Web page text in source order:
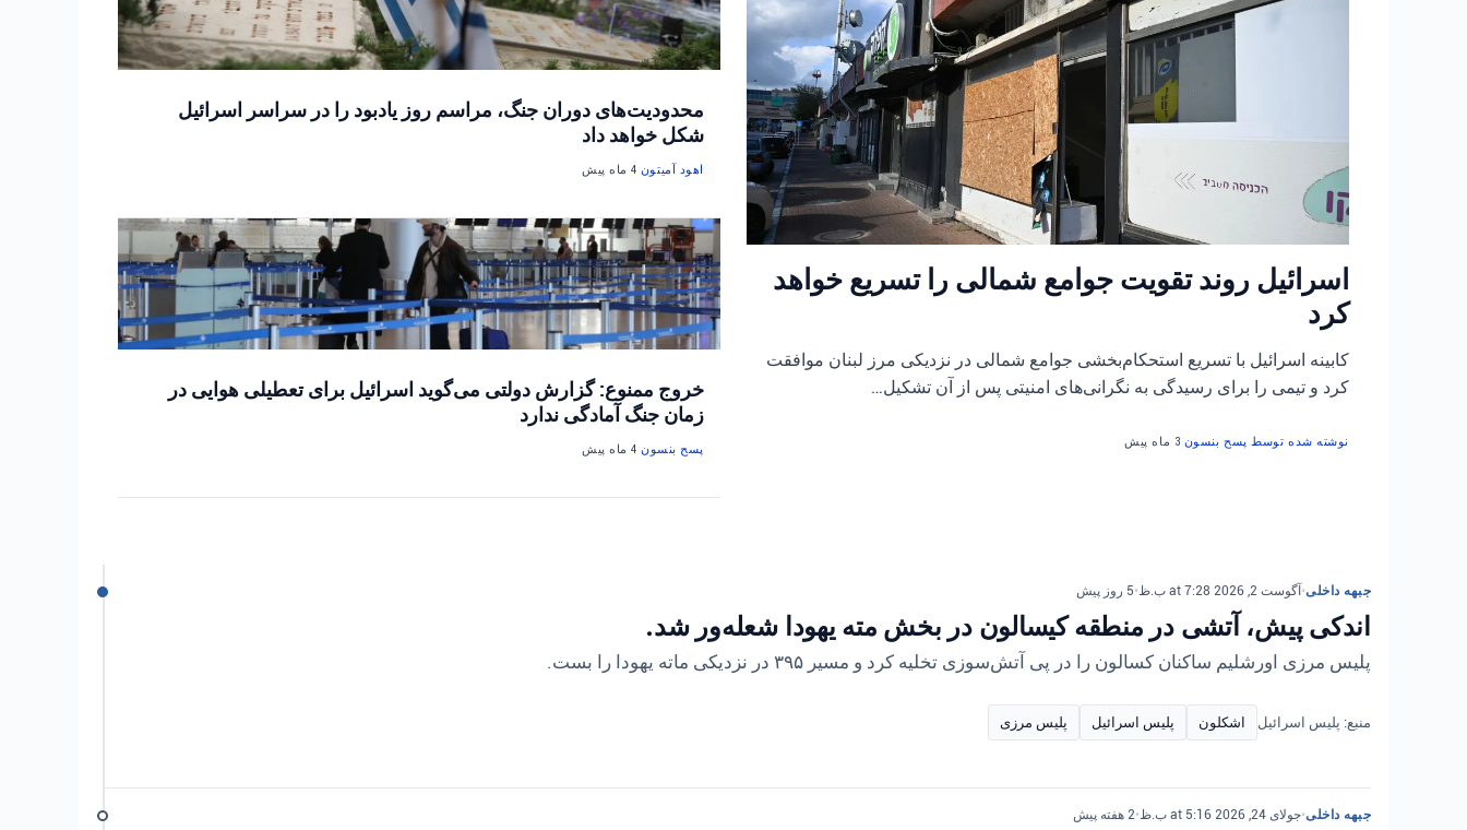
اسرائیل روند تقویت جوامع شمالی را تسریع خواهد
کرد
کابینه اسرائیل با تسریع استحکام‌بخشی جوامع شمالی در نزدیکی مرز لبنان موافقت
کرد و تیمی را برای رسیدگی به نگرانی‌های امنیتی پس از آن تشکیل…
نوشته شده توسط پسح بنسون 3 ماه پیش
محدودیت‌های دوران جنگ، مراسم روز یادبود را در سراسر اسرائیل
شکل خواهد داد
اهود آمیتون 4 ماه پیش
خروج ممنوع: گزارش دولتی می‌گوید اسرائیل برای تعطیلی هوایی در
زمان جنگ آمادگی ندارد
پسح بنسون 4 ماه پیش
جبهه داخلی• آگوست 2, 2026 at 7:28 ب.ظ •5 روز پیش
اندکی پیش، آتشی در منطقه کیسالون در بخش مته یهودا شعله‌ور شد.
پلیس مرزی اورشلیم ساکنان کسالون را در پی آتش‌سوزی تخلیه کرد و مسیر ۳۹۵ در نزدیکی ماته یهودا را بست.
منبع: پلیس اسرائیل اشکلون پلیس اسرائیل پلیس مرزی
جبهه داخلی•جولای 24, 2026 at 5:16 ب.ظ •2 هفته پیش